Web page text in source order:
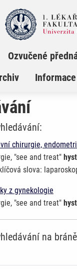
Ozvučené
chirurgie,
"see and treat"
slova:
z gynekologie
"see and treat"
na bráně